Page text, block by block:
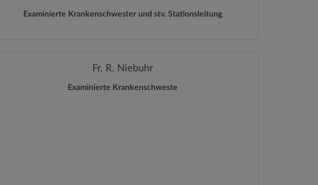
Examinierte Krankenschwester und stv. Stationsleitung
Fr. R. Niebuhr
Examinierte Krankenschweste